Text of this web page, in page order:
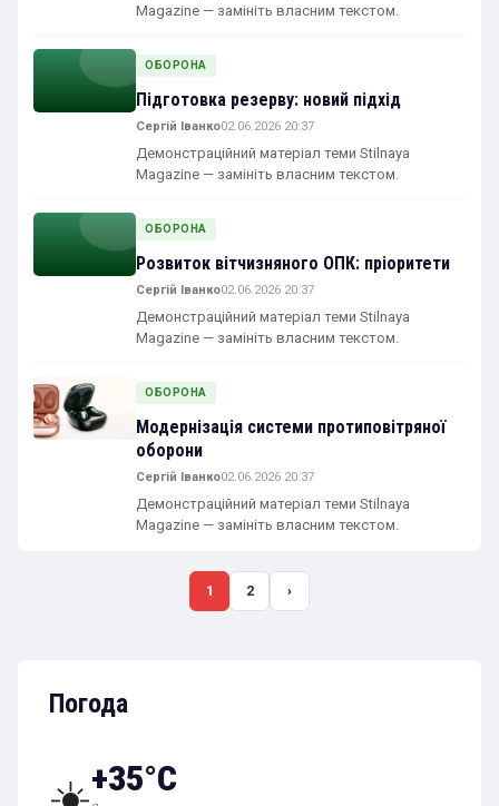
Magazine — замініть власним текстом.
ОБОРОНА
Підготовка резерву: новий підхід
Сергій Іванко02.06.2026 20:37
Демонстраційний матеріал теми Stilnaya
Magazine — замініть власним текстом.
ОБОРОНА
Розвиток вітчизняного ОПК: пріоритети
Сергій Іванко02.06.2026 20:37
Демонстраційний матеріал теми Stilnaya
Magazine — замініть власним текстом.
ОБОРОНА
Модернізація системи протиповітряної
оборони
Сергій Іванко02.06.2026 20:37
Демонстраційний матеріал теми Stilnaya
Magazine — замініть власним текстом.
1 2 ›
Погода
+35°C